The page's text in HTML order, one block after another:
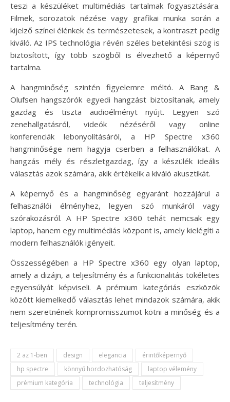
teszi a készüléket multimédiás tartalmak fogyasztására.
Filmek, sorozatok nézése vagy grafikai munka során a
kijelző színei élénkek és természetesek, a kontraszt pedig
kiváló. Az IPS technológia révén széles betekintési szög is
biztosított, így több szögből is élvezhető a képernyő
tartalma.
A hangminőség szintén figyelemre méltó. A Bang &
Olufsen hangszórók egyedi hangzást biztosítanak, amely
gazdag és tiszta audioélményt nyújt. Legyen szó
zenehallgatásról, videók nézéséről vagy online
konferenciák lebonyolításáról, a HP Spectre x360
hangminősége nem hagyja cserben a felhasználókat. A
hangzás mély és részletgazdag, így a készülék ideális
választás azok számára, akik értékelik a kiváló akusztikát.
A képernyő és a hangminőség egyaránt hozzájárul a
felhasználói élményhez, legyen szó munkáról vagy
szórakozásról. A HP Spectre x360 tehát nemcsak egy
laptop, hanem egy multimédiás központ is, amely kielégíti a
modern felhasználók igényeit.
Összességében a HP Spectre x360 egy olyan laptop,
amely a dizájn, a teljesítmény és a funkcionalitás tökéletes
egyensúlyát képviseli. A prémium kategóriás eszközök
között kiemelkedő választás lehet mindazok számára, akik
nem szeretnének kompromisszumot kötni a minőség és a
teljesítmény terén.
2 az 1-ben design elegancia
érintőképernyő
hp spectre
könnyű hordozhatóság
laptop vélemény
prémium kategória
technológia teljesítmény